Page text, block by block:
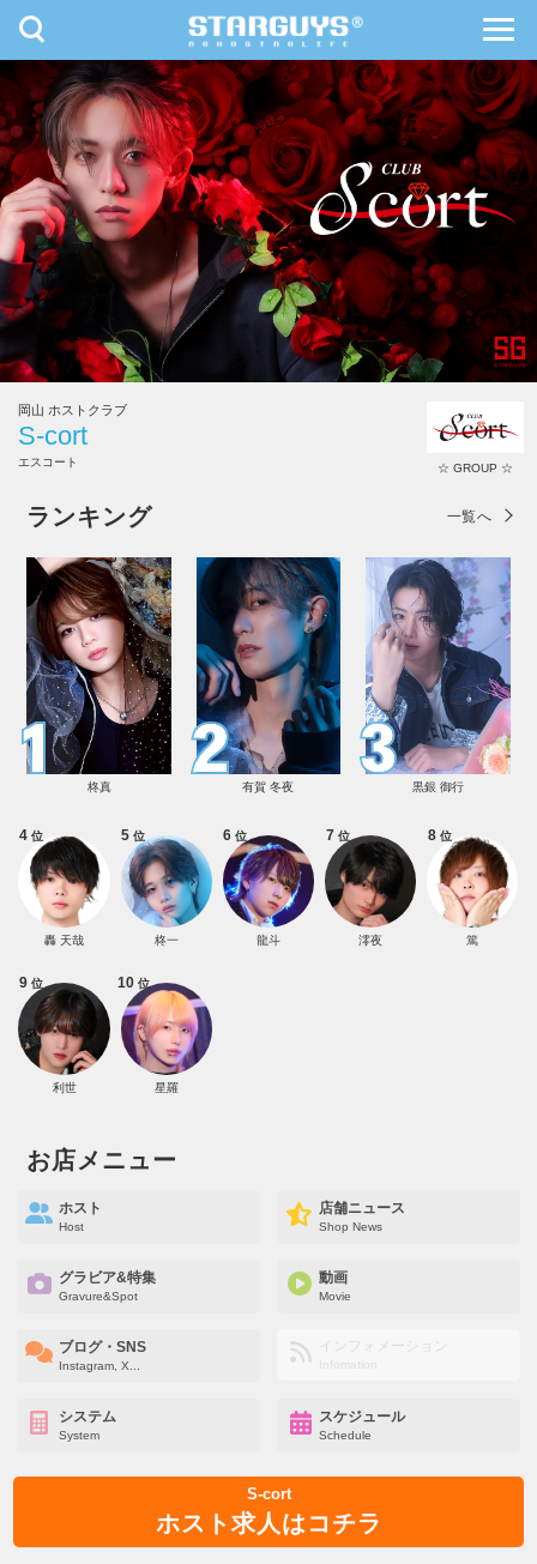
九州・沖縄 北海道・東北
toggle
navigation
岡山 ホストクラブ
S-cort
エスコート ☆ GROUP ☆
ランキング 一覧へ
柊真 有賀 冬夜 黒銀 御行
4 位
轟 天哉
5 位
柊一
6 位
龍斗
7 位
澪夜
8位
篤
9 位
利世
10位
星羅
お店メニュー
ホスト
Host
店舗ニュース
Shop News
グラビア&特集
Gravure&Spot
動画
Movie
ブログ・SNS
Instagram, X...
インフォメーション
Infomation
システム
System
スケジュール
Schedule
S-cort
ホスト求人はコチラ